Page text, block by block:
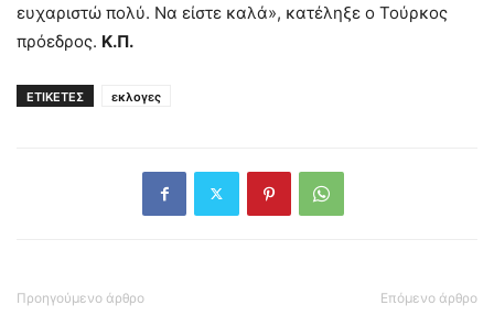
ευχαριστώ πολύ. Να είστε καλά», κατέληξε ο Τούρκος
πρόεδρος. Κ.Π.
ΕΤΙΚΕΤΕΣ εκλογες
Προηγούμενο άρθρο Επόμενο άρθρο